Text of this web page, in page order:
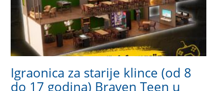
Igraonica za starije klince (od 8
do 17 godina) Braven Teen u